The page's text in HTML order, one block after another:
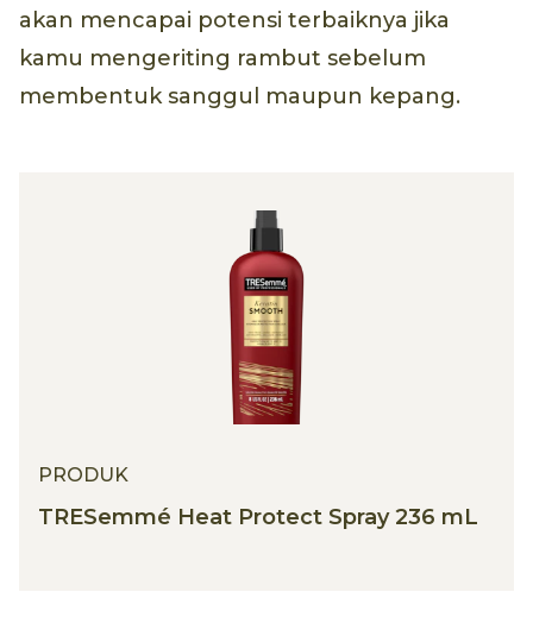
akan mencapai potensi terbaiknya jika
kamu mengeriting rambut sebelum
membentuk sanggul maupun kepang.
PRODUK
TRESemmé Heat Protect Spray 236 mL